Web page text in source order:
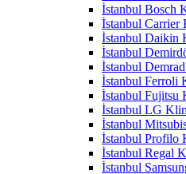
İstanbul Bosch
İstanbul Carrier
İstanbul Daikin
İstanbul
İstanbul
İstanbul Ferroli
İstanbul Fujitsu
İstanbul LG
İstanbul
İstanbul Profilo
İstanbul Regal
İstanbul